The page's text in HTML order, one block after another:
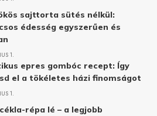
sajttorta sütés nélkül:
édesség egyszerűen és
1.
epres gombóc recept: Így
el a tökéletes házi finomságot
1.
répa lé – a legjobb